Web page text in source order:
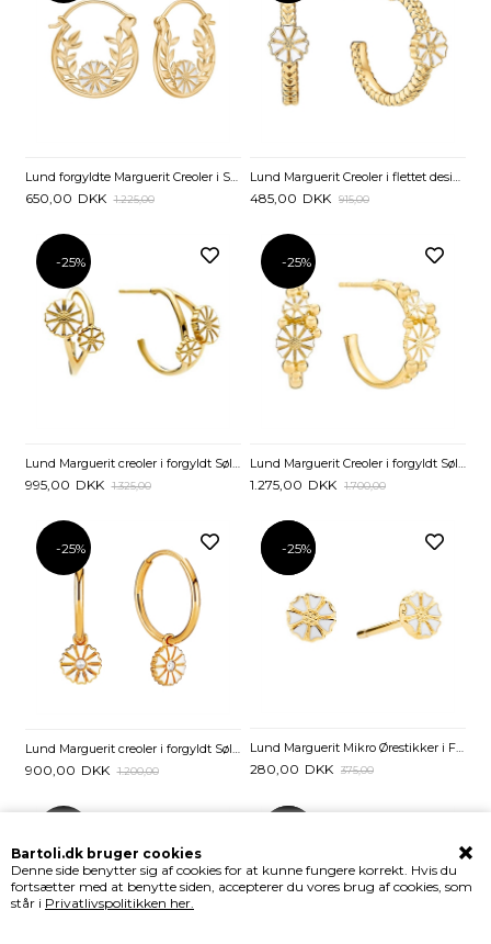
Bartoli.dk bruger cookies
Denne side benytter sig af cookies for at kunne fungere korrekt. Hvis du
fortsætter med at benytte siden, accepterer du vores brug af cookies, som
står i Privatlivspolitikken her.
Lund forgyldte Marguerit Creoler i Sølv med Krans
650,00 DKK 1.225,00
Lund Marguerit Creoler i flettet design
485,00 DKK 915,00
-25%
995,00 DKK 1.325,00
-25%
1.275,00 DKK 1.700,00
-25%
Lund Marguerit creoler i forgyldt Sølv med Zirkoniasten
900,00 DKK 1.200,00
-25%
-25%
Lund Marguerit Mikro Ørestikker i Forgyldt Sterling Sølv 5 mm
280,00 DKK 375,00